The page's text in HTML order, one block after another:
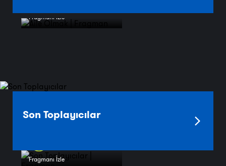
Fragmanı İzle
Son Toplayıcılar
Fragmanı İzle